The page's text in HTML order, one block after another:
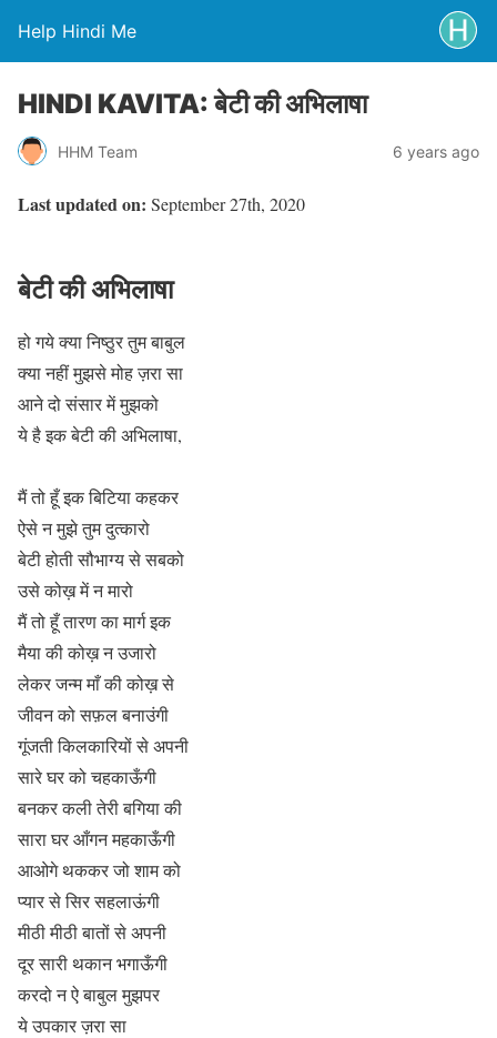
Help Hindi Me
HINDI KAVITA: बेटी की अभिलाषा
HHM Team 6 years ago
Last updated on: September 27th, 2020
बेटी की अभिलाषा
हो गये क्या निष्ठुर तुम बाबुल
क्या नहीं मुझसे मोह ज़रा सा
आने दो संसार में मुझको
ये है इक बेटी की अभिलाषा,
मैं तो हूँ इक बिटिया कहकर
ऐसे न मुझे तुम दुत्कारो
बेटी होती सौभाग्य से सबको
उसे कोख़ में न मारो
मैं तो हूँ तारण का मार्ग इक
मैया की कोख़ न उजारो
लेकर जन्म माँ की कोख़ से
जीवन को सफ़ल बनाउंगी
गूंजती किलकारियों से अपनी
सारे घर को चहकाऊँगी
बनकर कली तेरी बगिया की
सारा घर आँगन महकाऊँगी
आओगे थककर जो शाम को
प्यार से सिर सहलाऊंगी
मीठी मीठी बातों से अपनी
दूर सारी थकान भगाऊँगी
करदो न ऐ बाबुल मुझपर
ये उपकार ज़रा सा